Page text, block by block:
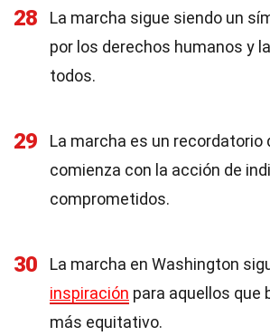
28
La marcha sigue siendo un
por los derechos humanos y
todos.
29
La marcha es un recordatorio
comienza con la acción de
comprometidos.
30
La marcha en Washington
inspiración para aquellos que
más equitativo.